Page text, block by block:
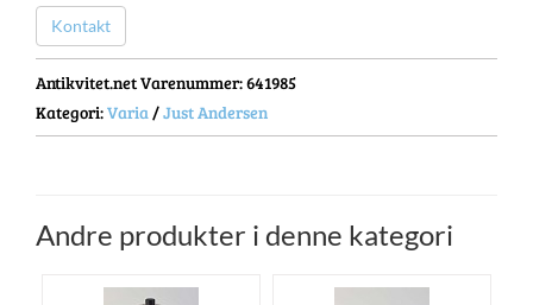
Kontakt
Antikvitet.net Varenummer: 641985
Kategori:Varia /Just Andersen
Andre produkter i denne kategori